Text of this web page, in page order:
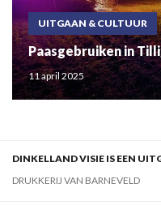
UITGAAN & CULTUUR
Paasgebruiken in
11 april 2025
DINKELLAND VISIE IS EEN
DRUKKERIJ VAN BARNEVELD